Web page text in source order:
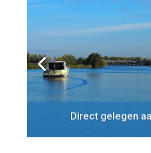
Direct gelegen